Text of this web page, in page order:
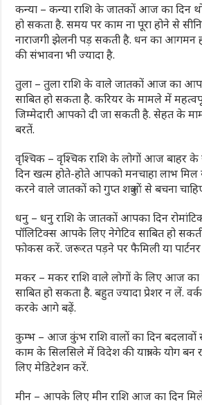
कन्या – कन्या राशि के जातकों आज का दिन
हो सकता है. समय पर काम ना पूरा होने से
नाराजगी झेलनी पड़ सकती है. धन का आगमन
की संभावना भी ज्यादा है.
तुला – तुला राशि के वाले जातकों आज का
साबित हो सकता है. करियर के मामले में
जिम्मेदारी आपको दी जा सकती है. सेहत के
बरतें.
वृश्चिक – वृश्चिक राशि के लोगों आज बाहर
दिन खत्म होते-होते आपको मनचाहा लाभ मिल
करने वाले जातकों को गुप्त शत्रुओं से बचना
धनु – धनु राशि के जातकों आपका दिन
पॉलिटिक्स आपके लिए नेगेटिव साबित हो
फोकस करें. जरूरत पड़ने पर फैमिली या
मकर – मकर राशि वाले लोगों के लिए आज का
साबित हो सकता है. बहुत ज्यादा प्रेशर न लें.
करके आगे बढ़ें.
कुम्भ – आज कुंभ राशि वालों का दिन बदलावों
काम के सिलसिले में विदेश की यात्रा के योग
लिए मेडिटेशन करें.
मीन – आपके लिए मीन राशि आज का दिन